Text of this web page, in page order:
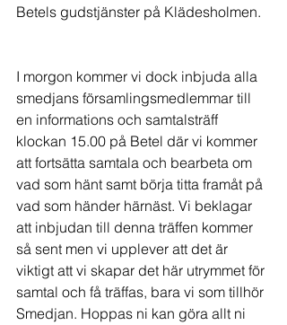
Betels gudstjänster på Klädesholmen.
I morgon kommer vi dock inbjuda alla
smedjans församlingsmedlemmar till
en informations och samtalsträff
klockan 15.00 på Betel där vi kommer
att fortsätta samtala och bearbeta om
vad som hänt samt börja titta framåt på
vad som händer härnäst. Vi beklagar
att inbjudan till denna träffen kommer
så sent men vi upplever att det är
viktigt att vi skapar det här utrymmet för
samtal och få träffas, bara vi som tillhör
Smedjan. Hoppas ni kan göra allt ni